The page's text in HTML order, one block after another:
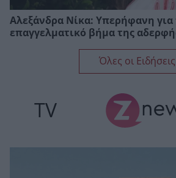
Αλεξάνδρα Νίκα: Υπερήφανη για
επαγγελματικό βήμα της
Όλες οι Ειδήσεις
TV